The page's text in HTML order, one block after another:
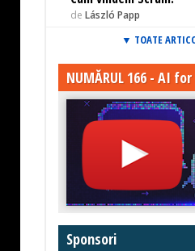
de László Papp
▼ TOATE
NUMĂRUL 166 - AI
Sponsori